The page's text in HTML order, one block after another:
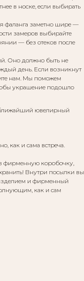
в носке, если выбирать
фаланга заметно шире —
замеров выбирайте
— без отеков после
Оно должно быть не
день. Если возникнут
нам. Мы поможем
украшение подошло
ювелирный
как и сама встреча.
фирменную коробочку,
Внутри посылки вы
и фирменный
как и сам